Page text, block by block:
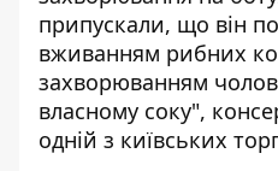
припускали, що він
вживанням рибних
захворюванням
власному соку",
одній з київських